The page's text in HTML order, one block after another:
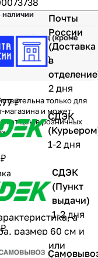
Почты
России
(Доставка
в
2 дня
₽
СДЭК
1-2 дня
СДЭК
(Пункт
выдачи)
1-2 дня
наличии
1 год (кроме
только для
магазина и может
от цен в розничных
а
размер 60 см и
или